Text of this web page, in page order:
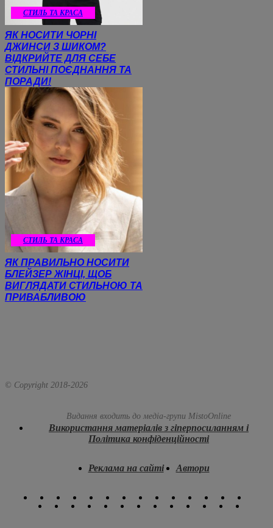
СТИЛЬ ТА КРАСА
ЯК НОСИТИ ЧОРНІ
ДЖИНСИ З ШИКОМ?
ВІДКРИЙТЕ ДЛЯ СЕБЕ
СТИЛЬНІ ПОЄДНАННЯ ТА
ПОРАДИ!
СТИЛЬ ТА КРАСА
ЯК ПРАВИЛЬНО НОСИТИ
БЛЕЙЗЕР ЖІНЦІ, ЩОБ
ВИГЛЯДАТИ СТИЛЬНОЮ ТА
ПРИВАБЛИВОЮ
© Copyright 2018-2026
Видання входить до медіа-групи MistoOnline
Використання матеріалів з гіперпосиланням і
Політика конфіденційності
Реклама на сайті Автори